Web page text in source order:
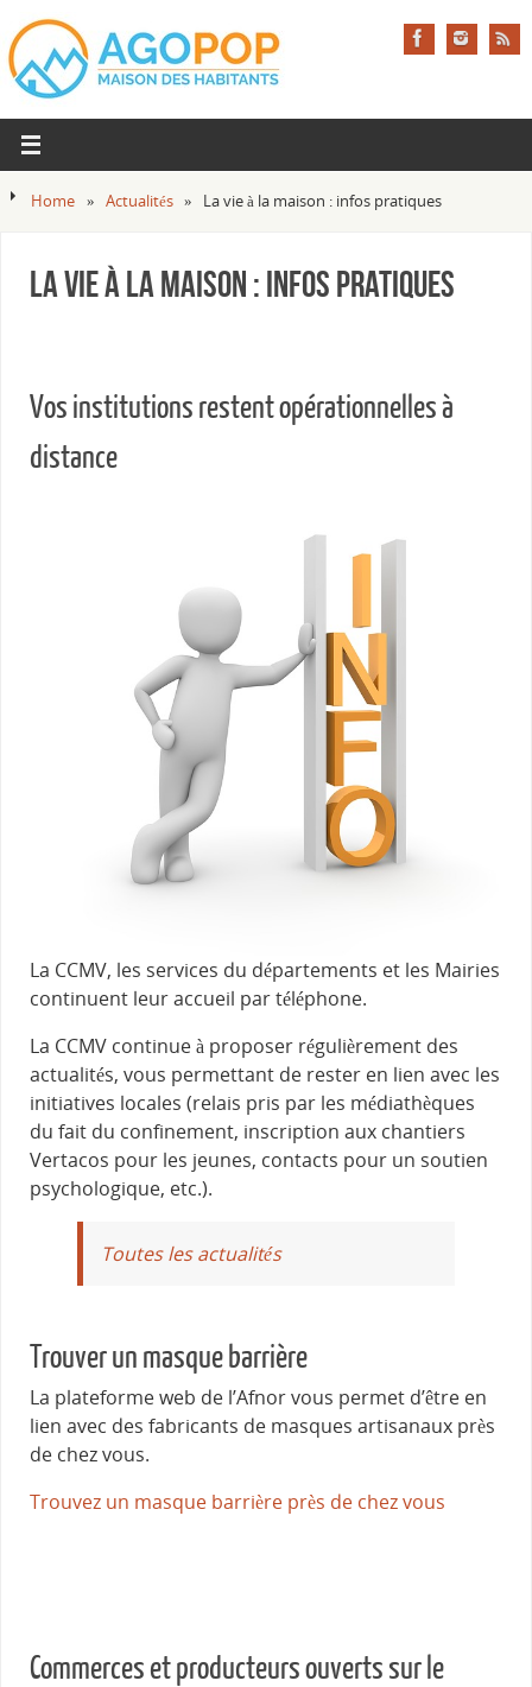
Home » Actualités » La vie à la maison : infos pratiques
La vie à la maison : infos pratiques
Vos institutions restent opérationnelles à
distance
La CCMV, les services du départements et les Mairies
continuent leur accueil par téléphone.
La CCMV continue à proposer régulièrement des
actualités, vous permettant de rester en lien avec les
initiatives locales (relais pris par les médiathèques
du fait du confinement, inscription aux chantiers
Vertacos pour les jeunes, contacts pour un soutien
psychologique, etc.).
Toutes les actualités
Trouver un masque barrière
La plateforme web de l’Afnor vous permet d’être en
lien avec des fabricants de masques artisanaux près
de chez vous.
Trouvez un masque barrière près de chez vous
Commerces et producteurs ouverts sur le